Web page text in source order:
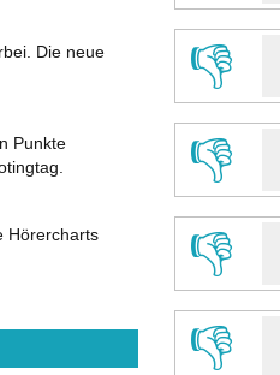
👎
👎
👎
👎
Die neue
Punkte
Hörercharts